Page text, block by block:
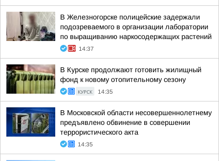
В Железногорске полицейские задержали
подозреваемого в организации лаборатории
по выращиванию наркосодержащих растений
14:37
В Курске продолжают готовить жилищный
фонд к новому отопительному сезону
КУРСК 14:35
В Московской области несовершеннолетнему
предъявлено обвинение в совершении
террористического акта
14:35